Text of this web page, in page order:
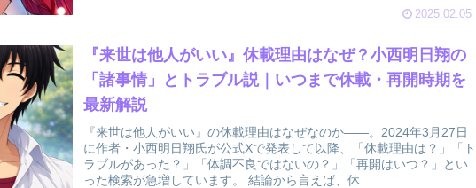
2025.02.05
『来世は他人がいい』休載理由はなぜ？小西明日翔の
「諸事情」とトラブル説｜いつまで休載・再開時期を
最新解説
『来世は他人がいい』の休載理由はなぜなのか――。2024年3月27日
に作者・小西明日翔氏が公式Xで発表して以降、「休載理由は？」「ト
ラブルがあった？」「体調不良ではないの？」「再開はいつ？」とい
った検索が急増しています。 結論から言えば、休...